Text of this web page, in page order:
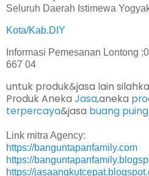
Seluruh Daerah Istimewa
Kota/Kab.DIY
Informasi Pemesanan Lontong
667 04
untuk produk&jasa lain
Produk Aneka Jasa,aneka
terpercaya&jasa buang puing
Link mitra Agency:
https://banguntapanfamily.com
https://
https://